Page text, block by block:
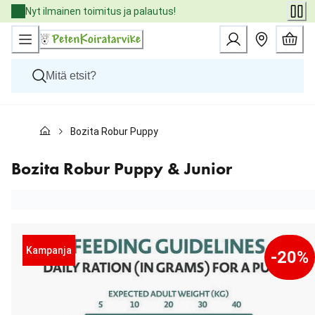
Skip
to
Content
Nyt ilmainen toimitus ja palautus!
Kissat
Eläinlääkäriruoat
Tuotemerkit
Bozita Robur Puppy & Junior
Bozita Robur Puppy & Junior
Kampanja -20%